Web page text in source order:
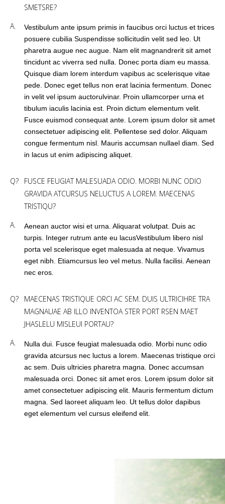
SMETSRE?
A.
Vestibulum ante ipsum primis in faucibus orci luctus et trices
posuere cubilia Suspendisse sollicitudin velit sed leo. Ut
pharetra augue nec augue. Nam elit magnandrerit sit amet
tincidunt ac viverra sed nulla. Donec porta diam eu massa.
Quisque diam lorem interdum vapibus ac scelerisque vitae
pede. Donec eget tellus non erat lacinia fermentum. Donec
in velit vel ipsum auctorulvinar. Proin ullamcorper urna et
tibulum iaculis lacinia est. Proin dictum elementum velit.
Fusce euismod consequat ante. Lorem ipsum dolor sit amet
consectetuer adipiscing elit. Pellentese sed dolor. Aliquam
congue fermentum nisl. Mauris accumsan nullael diam. Sed
in lacus ut enim adipiscing aliquet.
Q?
FUSCE FEUGIAT MALESUADA ODIO. MORBI NUNC ODIO
GRAVIDA ATCURSUS NELUCTUS A LOREM. MAECENAS
TRISTIQU?
A.
Aenean auctor wisi et urna. Aliquarat volutpat. Duis ac
turpis. Integer rutrum ante eu lacusVestibulum libero nisl
porta vel scelerisque eget malesuada at neque. Vivamus
eget nibh. Etiamcursus leo vel metus. Nulla facilisi. Aenean
nec eros.
Q?
MAECENAS TRISTIQUE ORCI AC SEM. DUIS ULTRICIHRE TRA
MAGNAUAE AB ILLO INVENTOA STER PORT RSEN MAET
JHASLELU MISLEUI PORTAU?
A.
Nulla dui. Fusce feugiat malesuada odio. Morbi nunc odio
gravida atcursus nec luctus a lorem. Maecenas tristique orci
ac sem. Duis ultricies pharetra magna. Donec accumsan
malesuada orci. Donec sit amet eros. Lorem ipsum dolor sit
amet consectetuer adipiscing elit. Mauris fermentum dictum
magna. Sed laoreet aliquam leo. Ut tellus dolor dapibus
eget elementum vel cursus eleifend elit.